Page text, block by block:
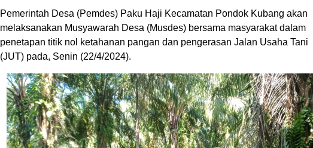
Pemerintah Desa (Pemdes) Paku Haji Kecamatan Pondok Kubang akan
melaksanakan Musyawarah Desa (Musdes) bersama masyarakat dalam
penetapan titik nol ketahanan pangan dan pengerasan Jalan Usaha Tani
(JUT) pada, Senin (22/4/2024).